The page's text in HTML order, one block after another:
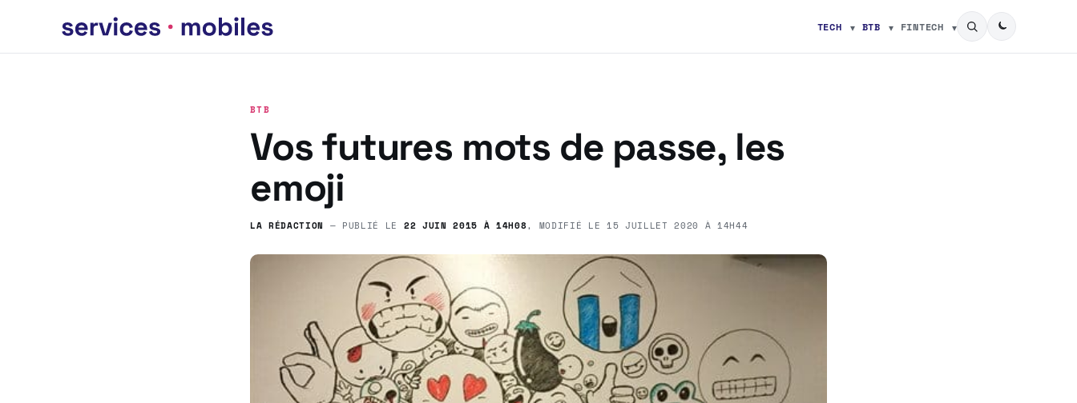
TECH BTB FINTECH
BTB
Vos futures mots de passe, les
emoji
LA RÉDACTION — PUBLIÉ LE 22 JUIN 2015 À 14H08, MODIFIÉ LE15 JUILLET 2020 À 14H44